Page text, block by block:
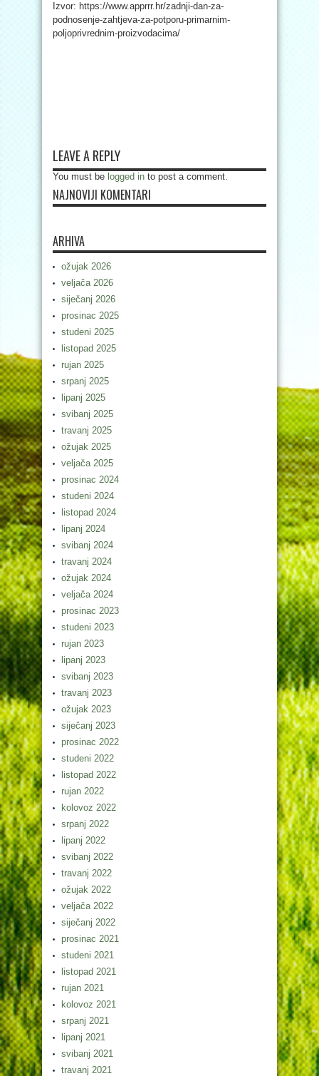
Izvor: https://www.apprrr.hr/zadnji-dan-za-
podnosenje-zahtjeva-za-potporu-primarnim-
poljoprivrednim-proizvodacima/
LEAVE A REPLY
You must be logged in to post a comment.
NAJNOVIJI KOMENTARI
ARHIVA
ožujak 2026
veljača 2026
siječanj 2026
prosinac 2025
studeni 2025
listopad 2025
rujan 2025
srpanj 2025
lipanj 2025
svibanj 2025
travanj 2025
ožujak 2025
veljača 2025
prosinac 2024
studeni 2024
listopad 2024
lipanj 2024
svibanj 2024
travanj 2024
ožujak 2024
veljača 2024
prosinac 2023
studeni 2023
rujan 2023
lipanj 2023
svibanj 2023
travanj 2023
ožujak 2023
siječanj 2023
prosinac 2022
studeni 2022
listopad 2022
rujan 2022
kolovoz 2022
srpanj 2022
lipanj 2022
svibanj 2022
travanj 2022
ožujak 2022
veljača 2022
siječanj 2022
prosinac 2021
studeni 2021
listopad 2021
rujan 2021
kolovoz 2021
srpanj 2021
lipanj 2021
svibanj 2021
travanj 2021